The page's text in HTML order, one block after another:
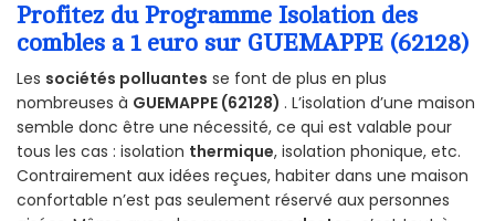
Profitez du Programme Isolation des
combles a 1 euro sur GUEMAPPE (62128)
Les sociétés polluantes se font de plus en plus
nombreuses à GUEMAPPE (62128) . L’isolation d’une maison
semble donc être une nécessité, ce qui est valable pour
tous les cas : isolation thermique, isolation phonique, etc.
Contrairement aux idées reçues, habiter dans une maison
confortable n’est pas seulement réservé aux personnes